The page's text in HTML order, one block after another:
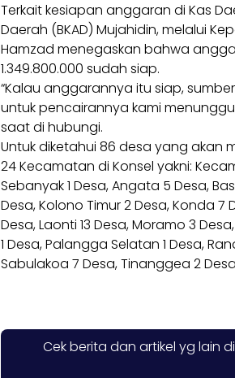
Terkait kesiapan anggaran di Kas
Daerah (BKAD) Mujahidin, melalui
Hamzad menegaskan bahwa
1.349.800.000 sudah siap.
“Kalau anggarannya itu siap,
untuk pencairannya kami menunggu
saat di hubungi.
Untuk diketahui 86 desa yang akan
24 Kecamatan di Konsel yakni:
Sebanyak 1 Desa, Angata 5 Desa,
Desa, Kolono Timur 2 Desa, Konda 7
Desa, Laonti 13 Desa, Moramo 3
1 Desa, Palangga Selatan 1 Desa,
Sabulakoa 7 Desa, Tinanggea 2
Cek berita dan artikel yg lain di